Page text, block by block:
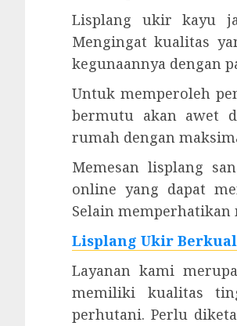
Lisplang ukir kayu
Mengingat kualitas
kegunaannya dengan
Untuk memperoleh
bermutu akan awet
rumah dengan
Memesan lisplang
online yang dapat
Selain
Lisplang Ukir
Layanan kami
memiliki kualitas
perhutani. Perlu